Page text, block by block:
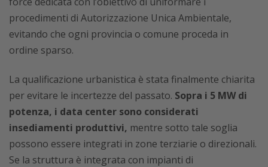
procedimenti di Autorizzazione Unica Ambientale,
evitando che ogni provincia o comune proceda in
ordine sparso.
La qualificazione urbanistica è stata finalmente chiarita
per evitare le incertezze del passato. Sopra i 5 MW di
potenza, i data center sono considerati
insediamenti produttivi, mentre sotto tale soglia
possono essere integrati in zone terziarie o direzionali.
Se la struttura è integrata con impianti di